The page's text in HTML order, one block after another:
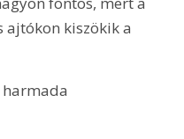
ajtókon kiszökik a
harmada